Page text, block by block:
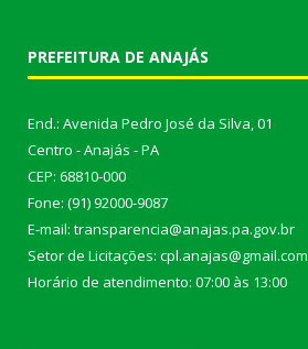
PREFEITURA DE ANAJÁS
End.: Avenida Pedro José da Silva, 01
Centro - Anajás - PA
CEP: 68810-000
Fone: (91) 92000-9087
E-mail: transparencia@anajas.pa.gov.br
Setor de Licitações: cpl.anajas@gmail.com
Horário de atendimento: 07:00 às 13:00